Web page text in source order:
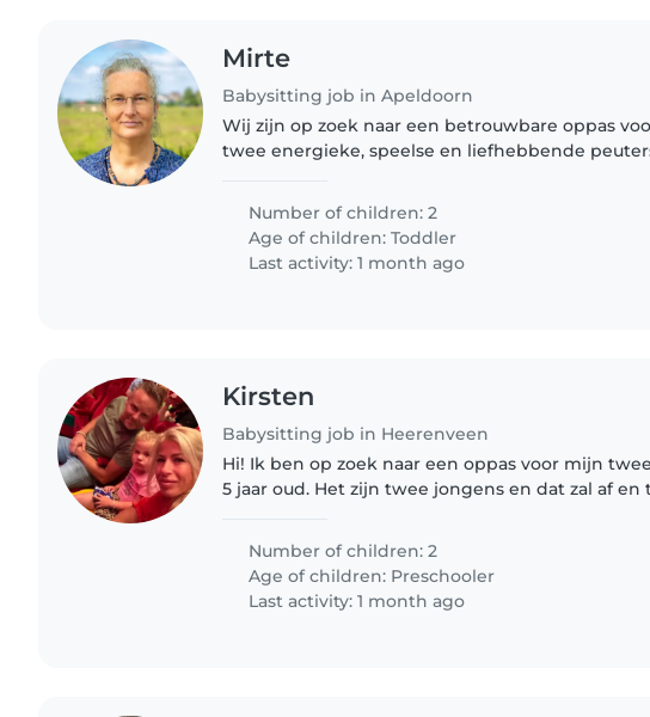
Mirte
Babysitting job in Apeldoorn
Wij zijn op zoek naar een betrouwbare oppas
twee energieke, speelse en liefhebbende
en ons gezin in onze..
Number of children: 2
Age of children:Toddler
Last activity: 1 month ago
Kirsten
Babysitting job in Heerenveen
Hi! Ik ben op zoek naar een oppas voor mijn
5 jaar oud. Het zijn twee jongens en dat zal af en
kunnen..
Number of children: 2
Age of children: Preschooler
Last activity: 1 month ago